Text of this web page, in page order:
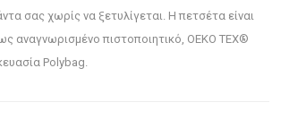
σας χωρίς να ξετυλίγεται. Η πετσέτα είναι
αναγνωρισμένο πιστοποιητικό, OEKO TEX®
Polybag.